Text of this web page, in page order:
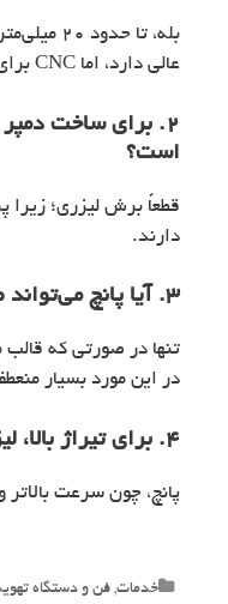
بله، تا
عالی دارد، اما CNC برای ضخامت‌های خیلی زیاد بهتر است.
۲. برای ساخت
است؟
قطعاً برش لیزری؛ زیرا
دارند.
۳. آیا پانچ می‌تواند طرح‌های پیچیده را اجرا کند؟
تنها در صورتی که
در این مورد بسیار
۴. برای تیراژ بالا، لیزر بهتر است یا پانچ؟
پانچ، چون سرعت بالاتر
Categories
خدمات, فن و دستگاه